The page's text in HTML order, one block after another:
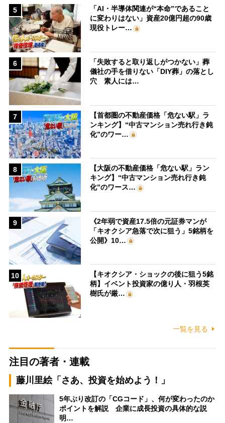
5
「AI・半導体関連が“本命”であること
に変わりはない」資産20億円超の90歳
現役トレー…
6
「失敗すると取り返しがつかない」葬
儀社の手を借りない「DIY葬」の落とし
穴 素人には…
7
【首都圏の不動産価格「危ない駅」ラ
ンキング】“中古マンション売れ行き鈍
化”のワー…
8
【大阪の不動産価格「危ない駅」ラン
キング】“中古マンション売れ行き鈍
化”のワース…
9
《2年弱で資産17.5倍の元証券マンが
「キオクシア急落で次に狙う」5銘柄を
公開》10…
10
【キオクシア・ショックの後に狙う5銘
柄】イベント投資家の億り人・羽根英
樹氏が厳…
一覧を見る
注目の著者・連載
藤川里絵「さあ、投資を始めよう！」
5年ぶり改訂の「CGコード」、何が変わったのか
ポイントを解説 企業に成長投資の具体的な説
明…